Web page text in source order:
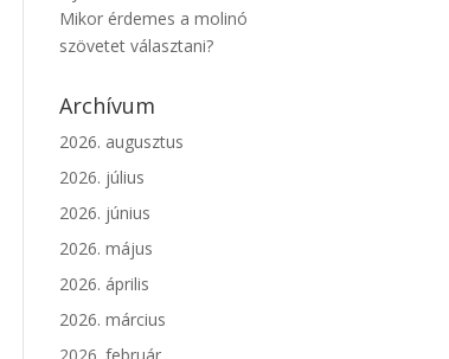
Mikor érdemes a molinó
szövetet választani?
Archívum
2026. augusztus
2026. július
2026. június
2026. május
2026. április
2026. március